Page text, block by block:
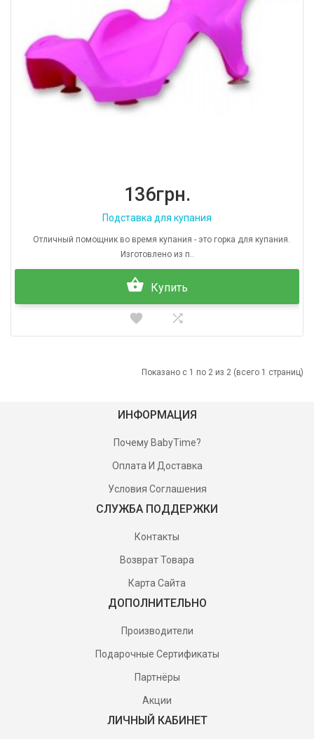
136грн.
Подставка для купания
Отличный помощник во время купания - это горка для купания.
Изготовлено из п..
Купить
Показано с 1 по 2 из 2 (всего 1 страниц)
ИНФОРМАЦИЯ
Почему BabyTime?
Оплата И Доставка
Условия Соглашения
СЛУЖБА ПОДДЕРЖКИ
Контакты
Возврат Товара
Карта Сайта
ДОПОЛНИТЕЛЬНО
Производители
Подарочные Сертификаты
Партнёры
Акции
ЛИЧНЫЙ КАБИНЕТ